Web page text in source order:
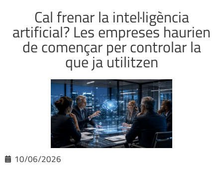
Cal frenar la intel·ligència
artificial? Les empreses haurien
de començar per controlar la
que ja utilitzen
10/06/2026